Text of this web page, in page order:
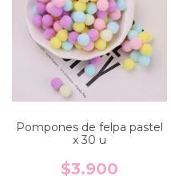
Pompones de felpa pastel
x 30 u
$3.900